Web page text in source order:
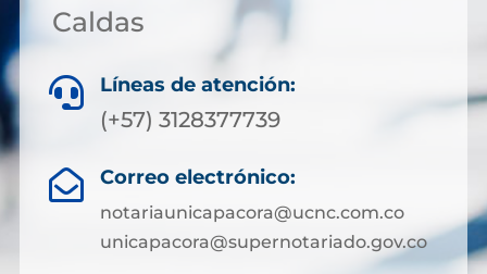
Caldas
 Líneas de atención:
(+57) 3128377739
 Correo electrónico:
notariaunicapacora@ucnc.com.co
unicapacora@supernotariado.gov.co